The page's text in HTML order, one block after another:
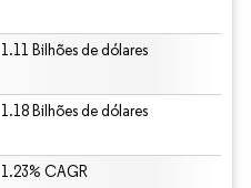
1.11 Bilhões de dólares
1.18 Bilhões de dólares
1.23% CAGR